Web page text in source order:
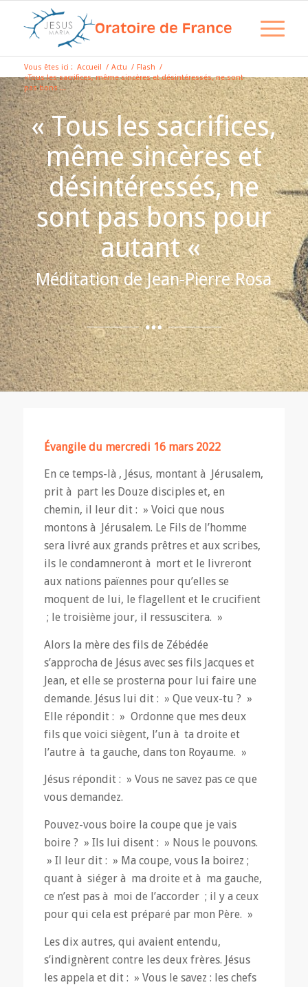
Vous êtes ici : Accueil / Actu / Flash /
«Tous les sacrifices, même sincères et désintéressés, ne sont
pas bons ...
« Tous les sacrifices,
même sincères et
désintéressés, ne
sont pas bons pour
autant «
Méditation de Jean-Pierre Rosa
Évangile du mercredi 16 mars 2022
En ce temps-là , Jésus, montant à Jérusalem,
prit à part les Douze disciples et, en
chemin, il leur dit : » Voici que nous
montons à Jérusalem. Le Fils de l’homme
sera livré aux grands prêtres et aux scribes,
ils le condamneront à mort et le livreront
aux nations païennes pour qu’elles se
moquent de lui, le flagellent et le crucifient
; le troisième jour, il ressuscitera. »
Alors la mère des fils de Zébédée
s’approcha de Jésus avec ses fils Jacques et
Jean, et elle se prosterna pour lui faire une
demande. Jésus lui dit : » Que veux-tu ? »
Elle répondit : » Ordonne que mes deux
fils que voici siègent, l’un à ta droite et
l’autre à ta gauche, dans ton Royaume. »
Jésus répondit : » Vous ne savez pas ce que
vous demandez.
Pouvez-vous boire la coupe que je vais
boire ? » Ils lui disent : » Nous le pouvons.
» Il leur dit : » Ma coupe, vous la boirez ;
quant à siéger à ma droite et à ma gauche,
ce n’est pas à moi de l’accorder ; il y a ceux
pour qui cela est préparé par mon Père. »
Les dix autres, qui avaient entendu,
s’indignèrent contre les deux frères. Jésus
les appela et dit : » Vous le savez : les chefs